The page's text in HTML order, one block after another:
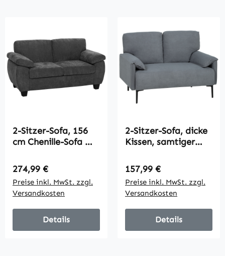
2-Sitzer-Sofa, 156
cm Chenille-Sofa mit
Federkernpolstern,
breiten gepolsterten
Armlehnen, 300 kg
Tragkraft,
Dunkelgrau
Regulärer Preis:
274,99 €
Preise inkl. MwSt. zzgl.
Versandkosten
Details
2-Sitzer-Sofa, dicke
Kissen, samtiger
Schwarz
Regulärer Preis:
157,99 €
Preise inkl. MwSt. zzgl.
Versandkosten
Details